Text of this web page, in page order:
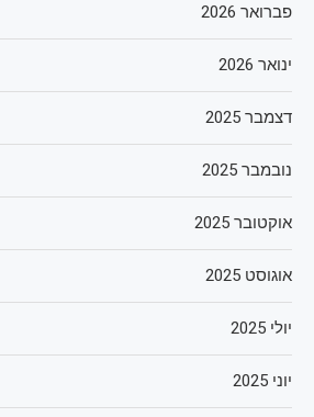
פברואר 2026
ינואר 2026
דצמבר 2025
נובמבר 2025
אוקטובר 2025
אוגוסט 2025
יולי 2025
יוני 2025